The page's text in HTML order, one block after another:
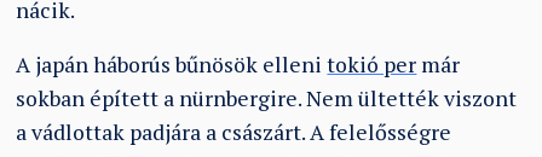
nácik.
A japán háborús bűnösök ellenitokió per már
sokban épített a nürnbergire. Nem ültették viszont
a vádlottak padjára a császárt. A felelősségre